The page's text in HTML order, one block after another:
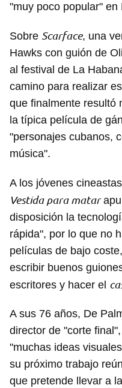
"muy poco popular" en
Sobre Scarface, una
Hawks con guión de
al festival de La
camino para realizar
que finalmente resultó
la típica película de
"personajes cubanos,
música".
A los jóvenes
Vestida para matar
disposición la
rápida", por lo que no
películas de bajo
escribir buenos
escritores y hacer el
A sus 76 años, De
director de "corte
"muchas ideas
su próximo trabajo
que pretende llevar a